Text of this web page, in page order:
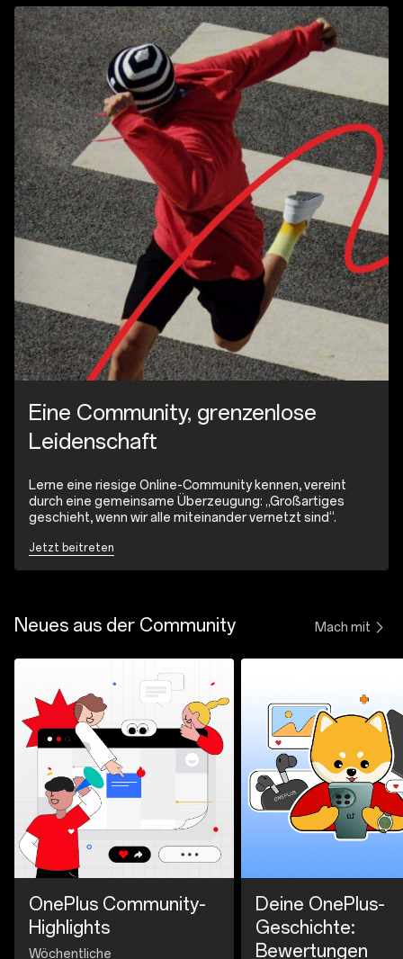
Eine Community, grenzenlose
Leidenschaft
Lerne eine riesige Online-Community kennen, vereint
durch eine gemeinsame Überzeugung: „Großartiges
geschieht, wenn wir alle miteinander vernetzt sind“.
Jetzt beitreten
Neues aus der Community Mach mit
OnePlus Community-
Highlights
Wöchentliche
Deine OnePlus-
Geschichte:
Bewertungen